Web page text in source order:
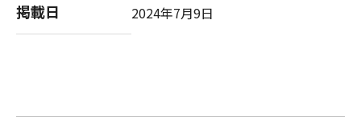
修正、改変、リバース・エンジニアリング、逆
コンパイル、逆アセンブルまたは他のプログラ
掲載日 2024年7月9日